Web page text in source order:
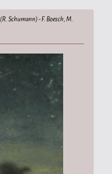
(R. Schumann) - F. Boesch, M.